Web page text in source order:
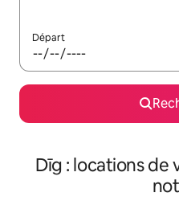
Départ
Dīg : locations de